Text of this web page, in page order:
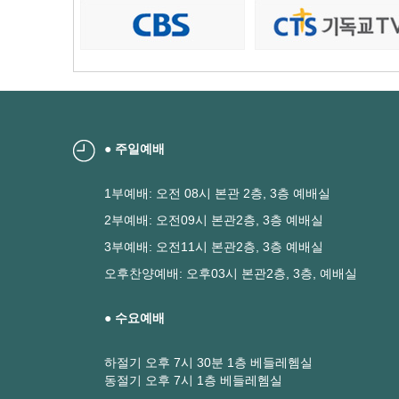
● 주일예배
1부예배: 오전 08시 본관 2층, 3층 예배실
2부예배: 오전09시 본관2층, 3층 예배실
3부예배: 오전11시 본관2층, 3층 예배실
오후찬양예배: 오후03시 본관2층, 3층, 예배실
● 수요예배
하절기 오후 7시 30분 1층 베들레헴실
동절기 오후 7시 1층 베들레헴실